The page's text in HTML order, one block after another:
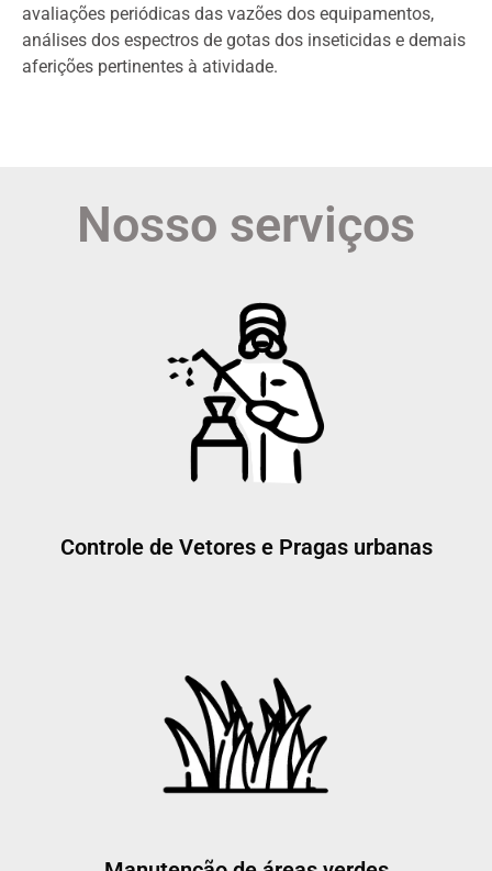
avaliações periódicas das vazões dos equipamentos,
análises dos espectros de gotas dos inseticidas e demais
aferições pertinentes à atividade.
Nosso serviços
Controle de Vetores e Pragas urbanas